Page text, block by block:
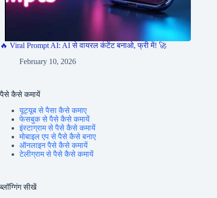
🔥 Viral Prompt AI: AI से वायरल कंटेंट बनाओ, फ्री में! 🚀
February 10, 2026
पैसे कैसे कमायें
यूट्यूब से पैसा कैसे कमाए
फेसबुक से पैसे कैसे कमायें
इंस्टाग्राम से पैसे कैसे कमायें
मोबाइल एप से पैसे कैसे बनाए
ऑनलाइन पैसे कैसे कमायें
टेलीग्राम से पैसे कैसे कमायें
ब्लॉग्गिंग सीखें